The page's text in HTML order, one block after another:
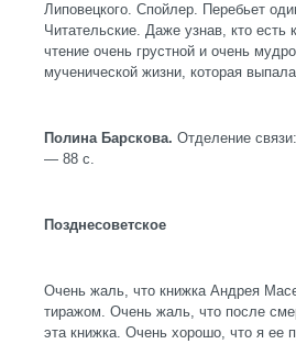
Липовецкого. Спойлер. Перебьет
Читательские. Даже узнав, кто
чтение очень грустной и очень
мученической жизни, которая
Полина Барскова. Отделение
— 88 c.
Позднесоветское
Очень жаль, что книжка Андрея
тиражом. Очень жаль, что после
эта книжка. Очень хорошо, что я ее